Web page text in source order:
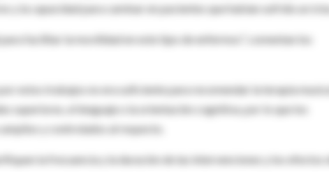
y la capacidad para caminar en pacientes que habían sufrido un
facilitar la movilidad en este tipo de enfermos", comentan los
estos trabajos no era suficiente para recomendar la terapia
superiores, el lenguaje o la orientación cognitiva, por lo que los
y controlados al respecto.
la frecuencia y la duración de las intervenciones y los efectos